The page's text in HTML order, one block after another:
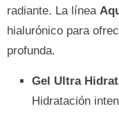
radiante. La línea
hialurónico para
profunda.
Gel Ultra
Hidratación